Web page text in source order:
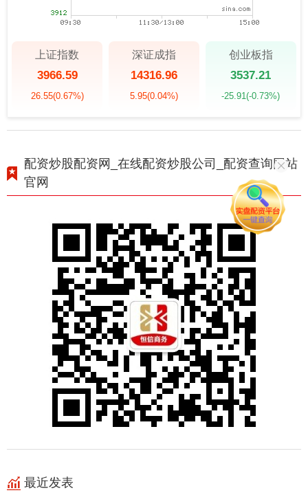
上证指数
3966.59
26.55(0.67%)
深证成指
14316.96
5.95(0.04%)
创业板指
3537.21
-25.91(-0.73%)
配资炒股配资网_在线配资炒股公司_配资查询网站
官网
最近发表